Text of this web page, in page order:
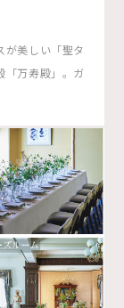
が美しい「聖タ
「万寿殿」。ガ